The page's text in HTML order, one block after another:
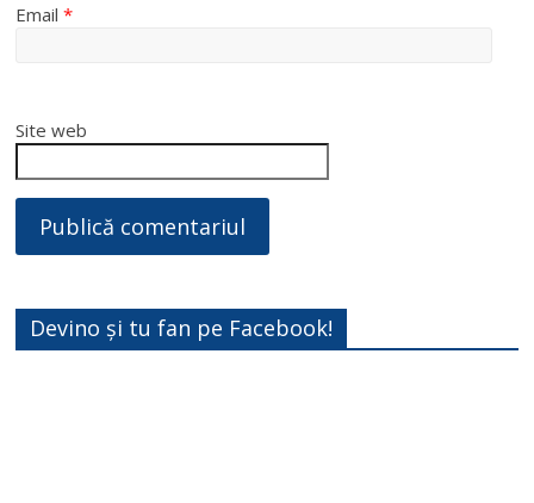
Email*
Site web
Devino și tu fan pe Facebook!